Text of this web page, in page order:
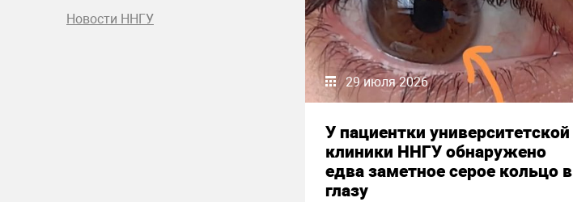
Новости ННГУ
29 июля 2026
У пациентки университетской
клиники ННГУ обнаружено
едва заметное серое кольцо в
глазу